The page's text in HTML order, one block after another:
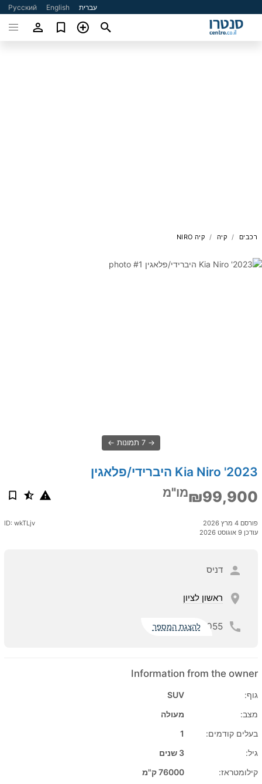
עברית English
Русский
רכבים קיה קיה NIRO
7 תמונות
2023' Kia Niro היברידי/פלאגין
₪99,900מו"מ
פורסם 4 מרץ 2026
עודכן 9 אוגוסט 2026
ID: wkTLjv
דניס
ראשון לציון
055 להצגת המספר
Information from the owner
גוף:
SUV
מצב:
מעולה
בעלים קודמים:
1
גיל:
3 שנים
קילומטראז:
76000 ק"מ